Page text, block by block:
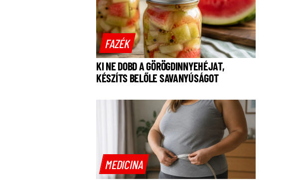
FAZÉK
KI NE DOBD A GÖRÖGDINNYEHÉJAT,
KÉSZÍTS BELŐLE SAVANYÚSÁGOT
MEDICINA